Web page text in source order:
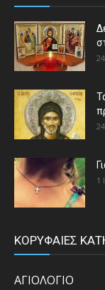
1
ΚΟΡΥΦΑΙΕΣ
ΑΓΙΟΛΟΓΙΟ